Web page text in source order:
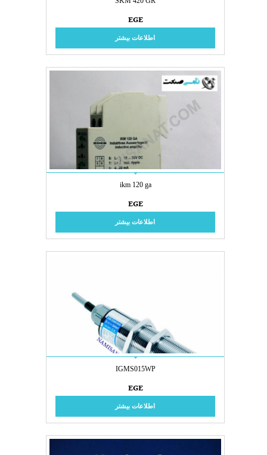
EGE
اطلاعات بیشتر
ikm 120 ga
EGE
اطلاعات بیشتر
IGMS015WP
EGE
اطلاعات بیشتر